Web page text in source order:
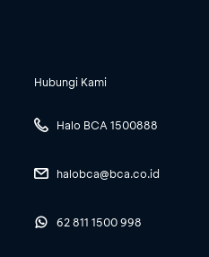
Hubungi Kami
Halo BCA 1500888
halobca@bca.co.id
62 811 1500 998